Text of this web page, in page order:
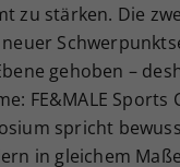
zu stärken. Die
gehoben –
FE&MALE Sports
spricht
in gleichem